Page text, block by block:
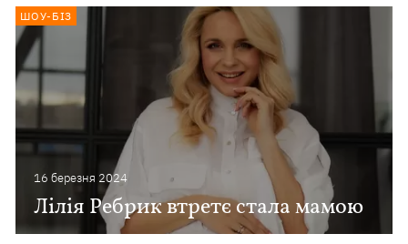
16 березня 2024
Лілія Ребрик втретє стала мамою
ШОУ-БІЗ